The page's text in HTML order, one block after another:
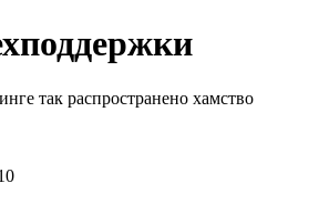
так распространено хамство